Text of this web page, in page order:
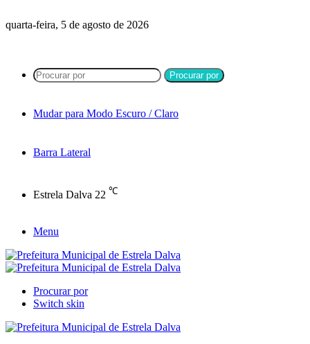
quarta-feira, 5 de agosto de 2026
Procurar por
Mudar para Modo Escuro / Claro
Barra Lateral
Estrela Dalva 22 ℃
Menu
Procurar por
Switch skin